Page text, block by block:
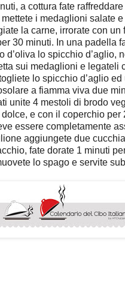
a cottura fate raffreddare
i medaglioni salate
la carne, irrorate con un
30 minuti. In una padella
d’oliva lo spicchio d’aglio,
sui medaglioni e legateli
lo spicchio d’aglio ed
a fiamma viva due
unite 4 mestoli di brodo
e con il coperchio per
essere completamente
aggiungete due
fate dorate 1 minuti
lo spago e servite